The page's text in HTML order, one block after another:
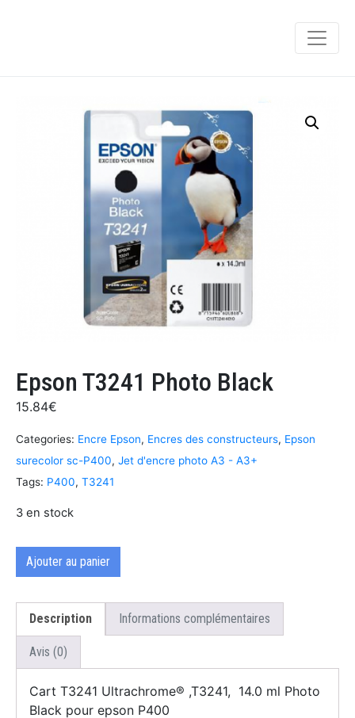
Epson T3241 Photo Black
15.84€
Categories: Encre Epson, Encres des constructeurs, Epson
surecolor sc-P400, Jet d'encre photo A3 - A3+
Tags: P400, T3241
3 en stock
Ajouter au panier
Description Informations complémentaires
Avis (0)
Cart T3241 Ultrachrome® ,T3241, 14.0 ml Photo
Black pour epson P400